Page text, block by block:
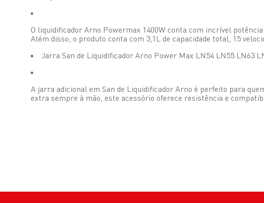
O liquidificador Arno Powermax 1400W conta com incrível
Além disso, o produto conta com 3,1L de capacidade total, 15
Jarra San de Liquidificador Arno Power Max LN54 LN55 LN63
A jarra adicional em San de Liquidificador Arno é perfeito para
extra sempre à mão, este acessório oferece resistência e